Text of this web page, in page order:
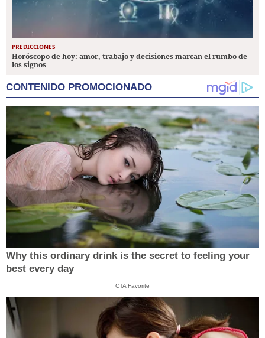
PREDICCIONES
Horóscopo de hoy: amor, trabajo y decisiones marcan el rumbo de
los signos
CONTENIDO PROMOCIONADO
Why this ordinary drink is the secret to feeling your
best every day
CTA Favorite